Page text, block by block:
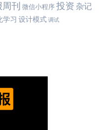
刊 微信小程序 投资 杂记
学习 设计模式 调试